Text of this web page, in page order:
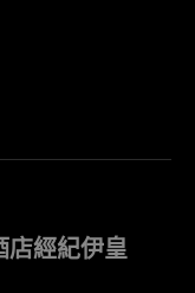
店經紀伊皇